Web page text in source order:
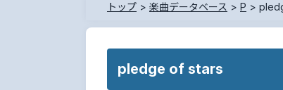
トップ > 楽曲データベース > P >
pledge of stars